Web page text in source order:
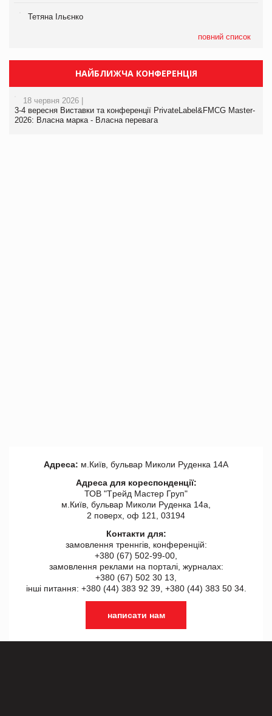
Тетяна Ільєнко
повний список
НАЙБЛИЖЧА КОНФЕРЕНЦІЯ
18 червня 2026 |
3-4 вересня Виставки та конференції PrivateLabel&FMCG Master-
2026: Власна марка - Власна перевага
Адреса: м.Київ, бульвар Миколи Руденка 14А
Адреса для кореспонденції:
ТОВ "Tрейд Мастер Груп"
м.Київ, бульвар Миколи Руденка 14а,
2 поверх, оф 121, 03194
Контакти для:
замовлення треннгів, конференцій:
+380 (67) 502-99-00,
замовлення реклами на порталі, журналах:
+380 (67) 502 30 13,
інші питання: +380 (44) 383 92 39, +380 (44) 383 50 34.
написати нам